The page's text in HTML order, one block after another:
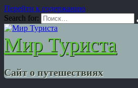
Перейти к содержанию
Search for:
Мир Туриста
Сайт о путешествиях